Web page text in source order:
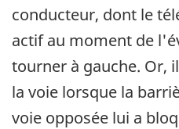
conducteur, dont le
actif au moment de
tourner à gauche. Or,
la voie lorsque la
voie opposée lui a